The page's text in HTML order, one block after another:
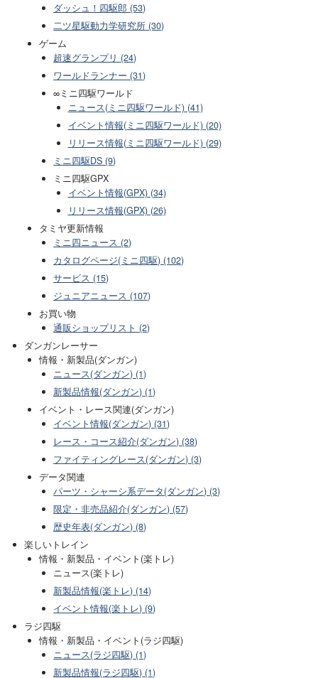
ダッシュ！四駆郎 (53)
二ツ星駆動力学研究所 (30)
ゲーム
超速グランプリ (24)
ワールドランナー (31)
∞ミニ四駆ワールド
ニュース(ミニ四駆ワールド) (41)
イベント情報(ミニ四駆ワールド) (20)
リリース情報(ミニ四駆ワールド) (29)
ミニ四駆DS (9)
ミニ四駆GPX
イベント情報(GPX) (34)
リリース情報(GPX) (26)
タミヤ更新情報
ミニ四ニュース (2)
カタログページ(ミニ四駆) (102)
サービス (15)
ジュニアニュース (107)
お買い物
通販ショップリスト (2)
ダンガンレーサー
情報・新製品(ダンガン)
ニュース(ダンガン) (1)
新製品情報(ダンガン) (1)
イベント・レース関連(ダンガン)
イベント情報(ダンガン) (31)
レース・コース紹介(ダンガン) (38)
ファイティングレース(ダンガン) (3)
データ関連
パーツ・シャーシ系データ(ダンガン) (3)
限定・非売品紹介(ダンガン) (57)
歴史年表(ダンガン) (8)
楽しいトレイン
情報・新製品・イベント(楽トレ)
ニュース(楽トレ)
新製品情報(楽トレ) (14)
イベント情報(楽トレ) (9)
ラジ四駆
情報・新製品・イベント(ラジ四駆)
ニュース(ラジ四駆) (1)
新製品情報(ラジ四駆) (1)